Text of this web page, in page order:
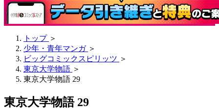
トップ ＞
少年・青年マンガ ＞
ビッグコミックスピリッツ ＞
東京大学物語 ＞
東京大学物語 29
東京大学物語 29